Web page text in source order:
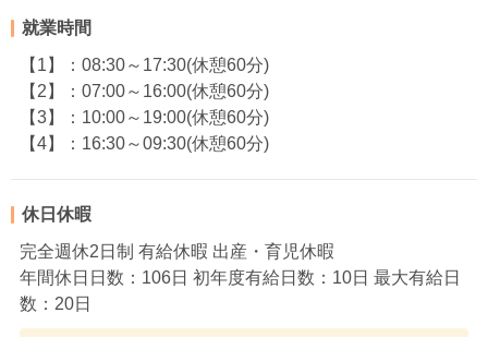
就業時間
【1】：08:30～17:30(休憩60分)
【2】：07:00～16:00(休憩60分)
【3】：10:00～19:00(休憩60分)
【4】：16:30～09:30(休憩60分)
休日休暇
完全週休2日制 有給休暇 出産・育児休暇
年間休日日数：106日 初年度有給日数：10日 最大有給日
数：20日